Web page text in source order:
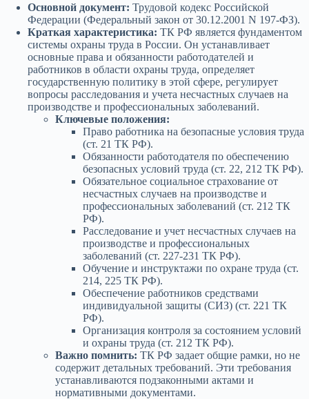
Основной документ: Трудовой кодекс Российской
Федерации (Федеральный закон от 30.12.2001 N 197-ФЗ).
Краткая характеристика: ТК РФ является фундаментом
системы охраны труда в России. Он устанавливает
основные права и обязанности работодателей и
работников в области охраны труда, определяет
государственную политику в этой сфере, регулирует
вопросы расследования и учета несчастных случаев на
производстве и профессиональных заболеваний.
Ключевые положения:
Право работника на безопасные условия труда
(ст. 21 ТК РФ).
Обязанности работодателя по обеспечению
безопасных условий труда (ст. 22, 212 ТК РФ).
Обязательное социальное страхование от
несчастных случаев на производстве и
профессиональных заболеваний (ст. 212 ТК
РФ).
Расследование и учет несчастных случаев на
производстве и профессиональных
заболеваний (ст. 227-231 ТК РФ).
Обучение и инструктажи по охране труда (ст.
214, 225 ТК РФ).
Обеспечение работников средствами
индивидуальной защиты (СИЗ) (ст. 221 ТК
РФ).
Организация контроля за состоянием условий
и охраны труда (ст. 212 ТК РФ).
Важно помнить: ТК РФ задает общие рамки, но не
содержит детальных требований. Эти требования
устанавливаются подзаконными актами и
нормативными документами.